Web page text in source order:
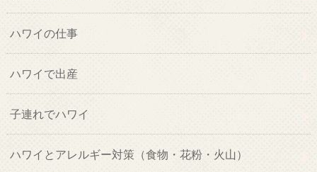
ハワイの仕事
ハワイで出産
子連れでハワイ
ハワイとアレルギー対策（食物・花粉・火山）